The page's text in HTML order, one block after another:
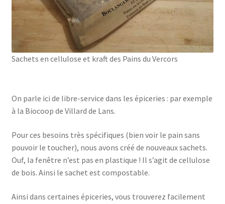
Sachets en cellulose et kraft des Pains du Vercors
On parle ici de libre-service dans les épiceries : par exemple
à la Biocoop de Villard de Lans.
Pour ces besoins très spécifiques (bien voir le pain sans
pouvoir le toucher), nous avons créé de nouveaux sachets.
Ouf, la fenêtre n’est pas en plastique ! Il s’agit de cellulose
de bois. Ainsi le sachet est compostable.
Ainsi dans certaines épiceries, vous trouverez facilement